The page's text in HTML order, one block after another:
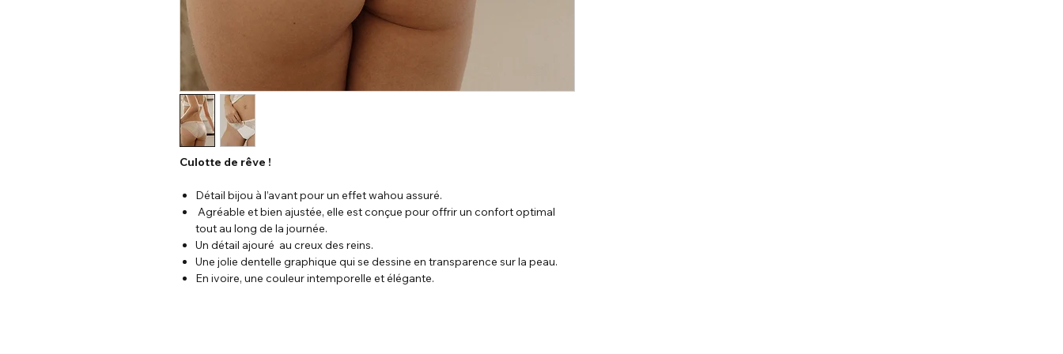
Culotte de rêve !
Détail bijou à l’avant pour un effet wahou assuré.
Agréable et bien ajustée, elle est conçue pour offrir un confort optimal
tout au long de la journée.
Un détail ajouré au creux des reins.
Une jolie dentelle graphique qui se dessine en transparence sur la peau.
En ivoire, une couleur intemporelle et élégante.